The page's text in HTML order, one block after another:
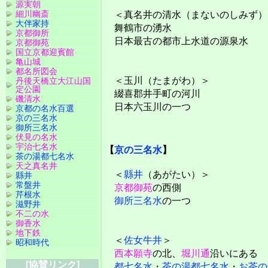
＜真名井の清水（まないのしみず）
舞鶴市の湧水
日本最古の都市上水道の源泉水
＜玉川（たまがわ）＞
綴喜郡井手町の河川
日本六玉川の一つ
【京の三名水】
＜ 縣井 （あがたい）＞
京都御苑の西側
御所三名水の一つ
＜ 佐女牛井 ＞
西本願寺の北、 堀川通沿いにある
源実朝
細川幽斎
大伴家持
京都御所
京都御苑
国立京都迎賓館
亀山城
都名所図会
丹後天橋立大江山国
定公園
磯清水
京都の名水百選
京の三名水
御所三名水
伏見の名水
宇治七名水
茶の湯都七名水
天之真名井
縣井
常盤井
芹根水
滋野井
不二の水
御香水
地下鉄
昭和時代
[協賛リンク]